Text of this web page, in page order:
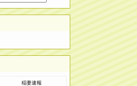
稲妻速報